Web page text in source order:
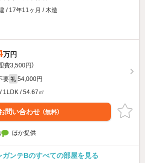
/ 17年11ヶ月 / 木造
万円
費3,500円）
要 礼 54,000円
1LDK / 54.67㎡
問い合わせ （無料）
ほか提供
ガンテBのすべての部屋を見る